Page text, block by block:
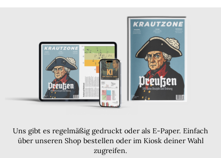
Uns gibt es regelmäßig gedruckt oder als E-Paper. Einfach
über unseren Shop bestellen oder im Kiosk deiner Wahl
zugreifen.